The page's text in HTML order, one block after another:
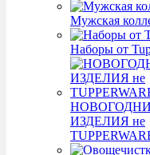
Мужская
Наборы от
ИЗДЕЛИЯ не